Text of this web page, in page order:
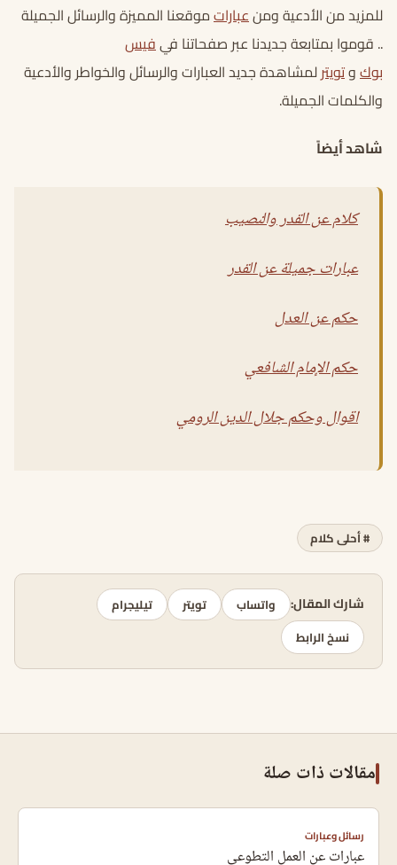
للمزيد من الأدعية ومنعباراتموقعنا المميزة والرسائل الجميلة
.. قوموا بمتابعة جديدنا عبر صفحاتنا فيفيس
بوكوتويترلمشاهدة جديد العبارات والرسائل والخواطر والأدعية
والكلمات الجميلة.
شاهد أيضاً
كلام عن القدر والنصيب
عبارات جميلة عن القدر
حكم عن العدل
حكم الإمام الشافعي
اقوال وحكم جلال الدين الرومي
# أحلى كلام
شارك المقال: واتساب تويتر
تيليجرام
نسخ الرابط
مقالات ذات صلة
رسائل وعبارات
عبارات عن العمل التطوعي